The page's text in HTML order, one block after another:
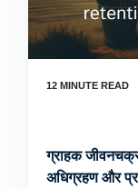
ग्राहक
अधिग्रहण और